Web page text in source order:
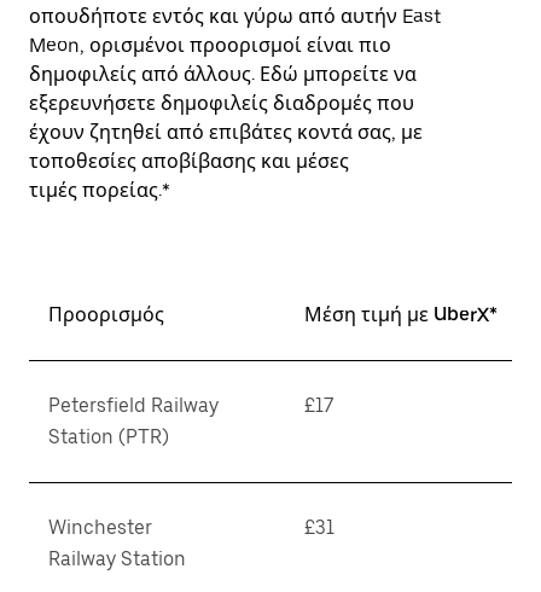
οπουδήποτε εντός και γύρω από αυτήν East
Meon, ορισμένοι προορισμοί είναι πιο
δημοφιλείς από άλλους. Εδώ μπορείτε να
εξερευνήσετε δημοφιλείς διαδρομές που
έχουν ζητηθεί από επιβάτες κοντά σας, με
τοποθεσίες αποβίβασης και μέσες
τιμές πορείας.*
Προορισμός Μέση τιμή με UberX*
Petersfield Railway
Station (PTR)
£17
Winchester
Railway Station
£31